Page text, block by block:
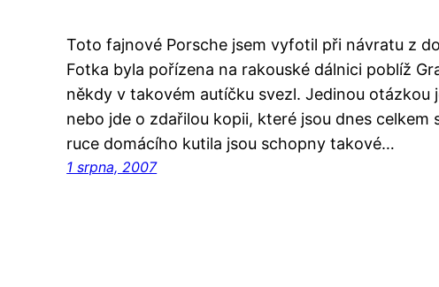
Toto fajnové Porsche jsem vyfotil při návratu z
Fotka byla pořízena na rakouské dálnici poblíž
někdy v takovém autíčku svezl. Jedinou otázkou
nebo jde o zdařilou kopii, které jsou dnes
ruce domácího kutila jsou schopny takové…
1 srpna, 2007